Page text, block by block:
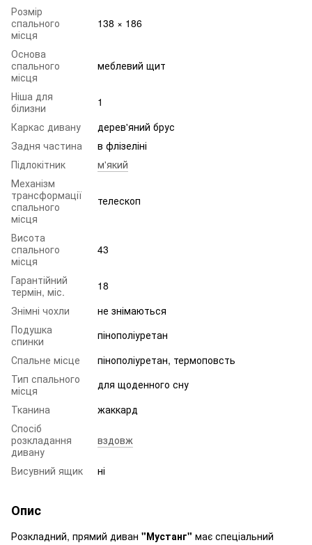
Розмір
спального
місця
138 × 186
Основа
спального
місця
меблевий щит
Ніша для
білизни
1
Каркас дивану
дерев'яний брус
Задня частина
в флізеліні
Підлокітник
м'який
Механізм
трансформації
спального
місця
телескоп
Висота
спального
місця
43
Гарантійний
термін, міс.
18
Знімні чохли
не знімаються
Подушка
спинки
пінополіуретан
Спальне місце
пінополіуретан, термоповсть
Тип спального
місця
для щоденного сну
Тканина
жаккард
Спосіб
розкладання
дивану
вздовж
Висувний ящик ні
Опис
Розкладний, прямий диван "Мустанг" має спеціальний